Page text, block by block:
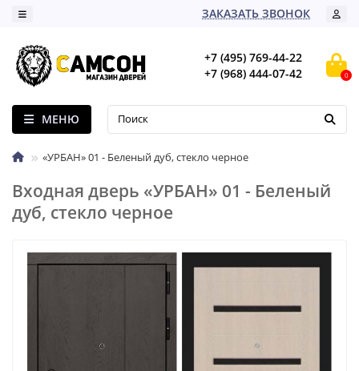
ЗАКАЗАТЬ ЗВОНОК
+7 (495) 769-44-22
+7 (968) 444-07-42
0
МЕНЮ
«УРБАН» 01 - Беленый дуб, стекло черное
Входная дверь «УРБАН» 01 - Беленый
дуб, стекло черное